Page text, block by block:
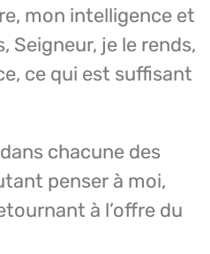
mon intelligence et
Seigneur, je le rends,
ce qui est suffisant
chacune des
penser à moi,
à l’offre du